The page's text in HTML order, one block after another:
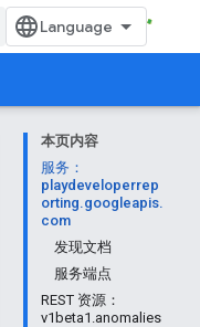
本页内容
服务：
playdeveloperrep
orting.googleapis.
com
发现文档
服务端点
REST 资源：
v1beta1.anomalies